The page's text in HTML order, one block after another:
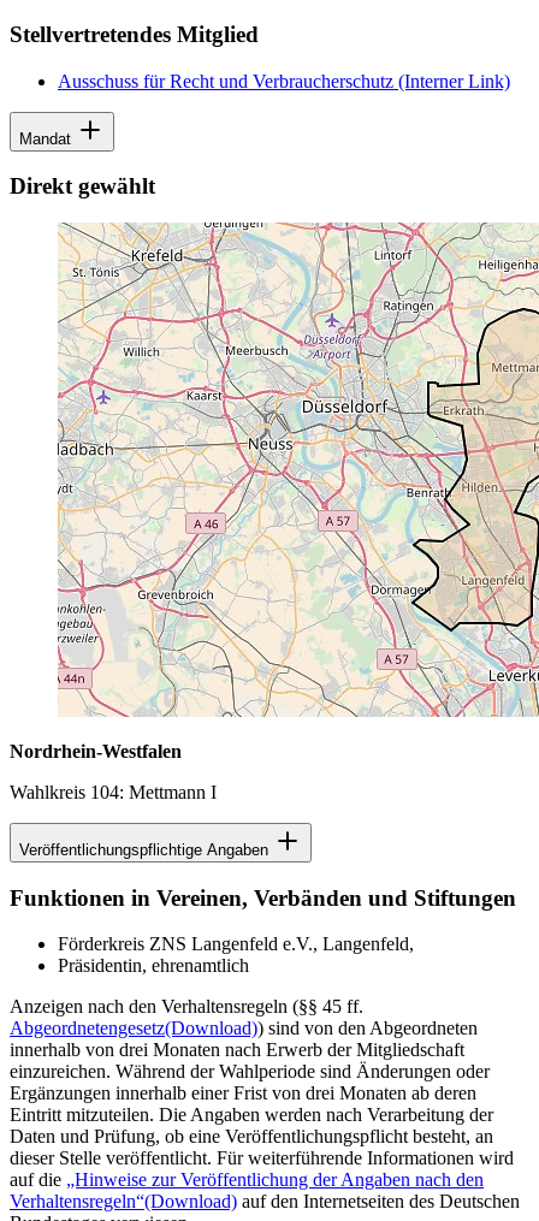
Stellvertretendes Mitglied
Ausschuss für Recht und Verbraucherschutz (Interner Link)
Mandat
Direkt gewählt
Nordrhein-Westfalen
Wahlkreis 104: Mettmann I
Veröffentlichungspflichtige Angaben
Funktionen in Vereinen, Verbänden und Stiftungen
Förderkreis ZNS Langenfeld e.V., Langenfeld,
Präsidentin, ehrenamtlich
Anzeigen nach den Verhaltensregeln (§§ 45 ff.
Abgeordnetengesetz(Download)) sind von den Abgeordneten
innerhalb von drei Monaten nach Erwerb der Mitgliedschaft
einzureichen. Während der Wahlperiode sind Änderungen oder
Ergänzungen innerhalb einer Frist von drei Monaten ab deren
Eintritt mitzuteilen. Die Angaben werden nach Verarbeitung der
Daten und Prüfung, ob eine Veröffentlichungspflicht besteht, an
dieser Stelle veröffentlicht. Für weiterführende Informationen wird
auf die „Hinweise zur Veröffentlichung der Angaben nach den
Verhaltensregeln“(Download) auf den Internetseiten des Deutschen